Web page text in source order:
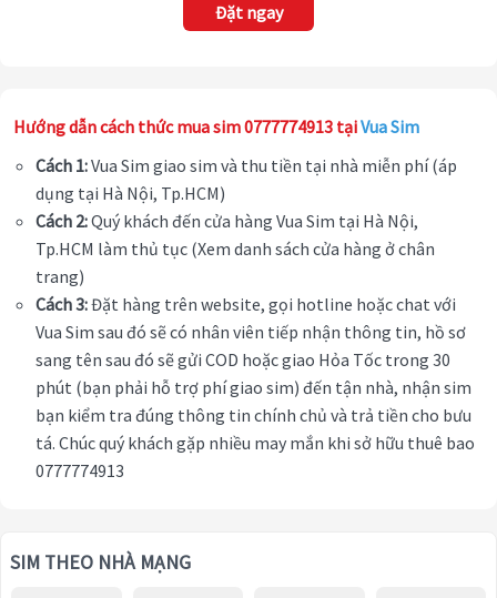
Đặt ngay
Hướng dẫn cách thức mua sim 0777774913 tạiVua Sim
Cách 1:Vua Sim giao sim và thu tiền tại nhà miễn phí (áp
dụng tại Hà Nội, Tp.HCM)
Cách 2:Quý khách đến cửa hàng Vua Sim tại Hà Nội,
Tp.HCM làm thủ tục (Xem danh sách cửa hàng ở chân
trang)
Cách 3:Đặt hàng trên website, gọi hotline hoặc chat với
Vua Sim sau đó sẽ có nhân viên tiếp nhận thông tin, hồ sơ
sang tên sau đó sẽ gửi COD hoặc giao Hỏa Tốc trong 30
phút (bạn phải hỗ trợ phí giao sim) đến tận nhà, nhận sim
bạn kiểm tra đúng thông tin chính chủ và trả tiền cho bưu
tá. Chúc quý khách gặp nhiều may mắn khi sở hữu thuê bao
0777774913
SIM THEO NHÀ MẠNG